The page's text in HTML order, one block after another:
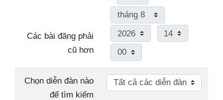
Các bài đăng phải
cũ hơn
Tháng
Năm
Giờ
Phút
Chọn diễn đàn nào
để tìm kiếm